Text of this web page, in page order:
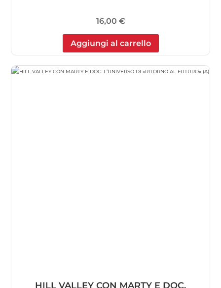
16,00 €
Aggiungi al carrello
HILL VALLEY CON MARTY E DOC.